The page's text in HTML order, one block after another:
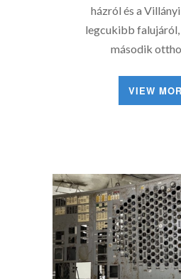
házról és a
legcukibb falujáról,
második
VIEW